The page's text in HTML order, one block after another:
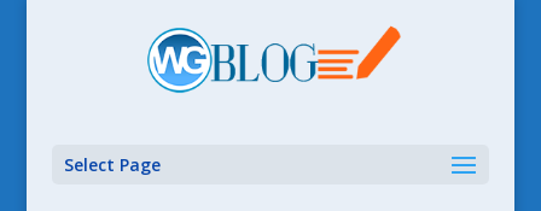
Select Page